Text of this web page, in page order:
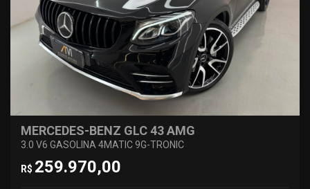
MERCEDES-BENZ GLC 43 AMG
3.0 V6 GASOLINA 4MATIC 9G-TRONIC
R$ 259.970,00